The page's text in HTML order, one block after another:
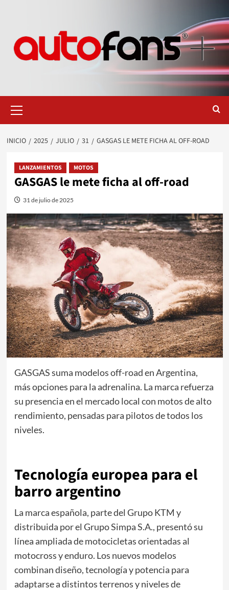
primario
INICIO 2025 JULIO 31 GASGAS LE METE FICHA AL OFF-ROAD
LANZAMIENTOS MOTOS
GASGAS le mete ficha al off-road
31 de julio de 2025
GASGAS suma modelos off-road en Argentina,
más opciones para la adrenalina. La marca refuerza
su presencia en el mercado local con motos de alto
rendimiento, pensadas para pilotos de todos los
niveles.
Tecnología europea para el
barro argentino
La marca española, parte del Grupo KTM y
distribuida por el Grupo Simpa S.A., presentó su
línea ampliada de motocicletas orientadas al
motocross y enduro. Los nuevos modelos
combinan diseño, tecnología y potencia para
adaptarse a distintos terrenos y niveles de